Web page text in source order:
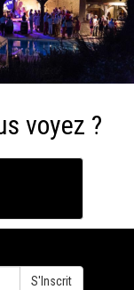
voyez ?
S'Inscrit